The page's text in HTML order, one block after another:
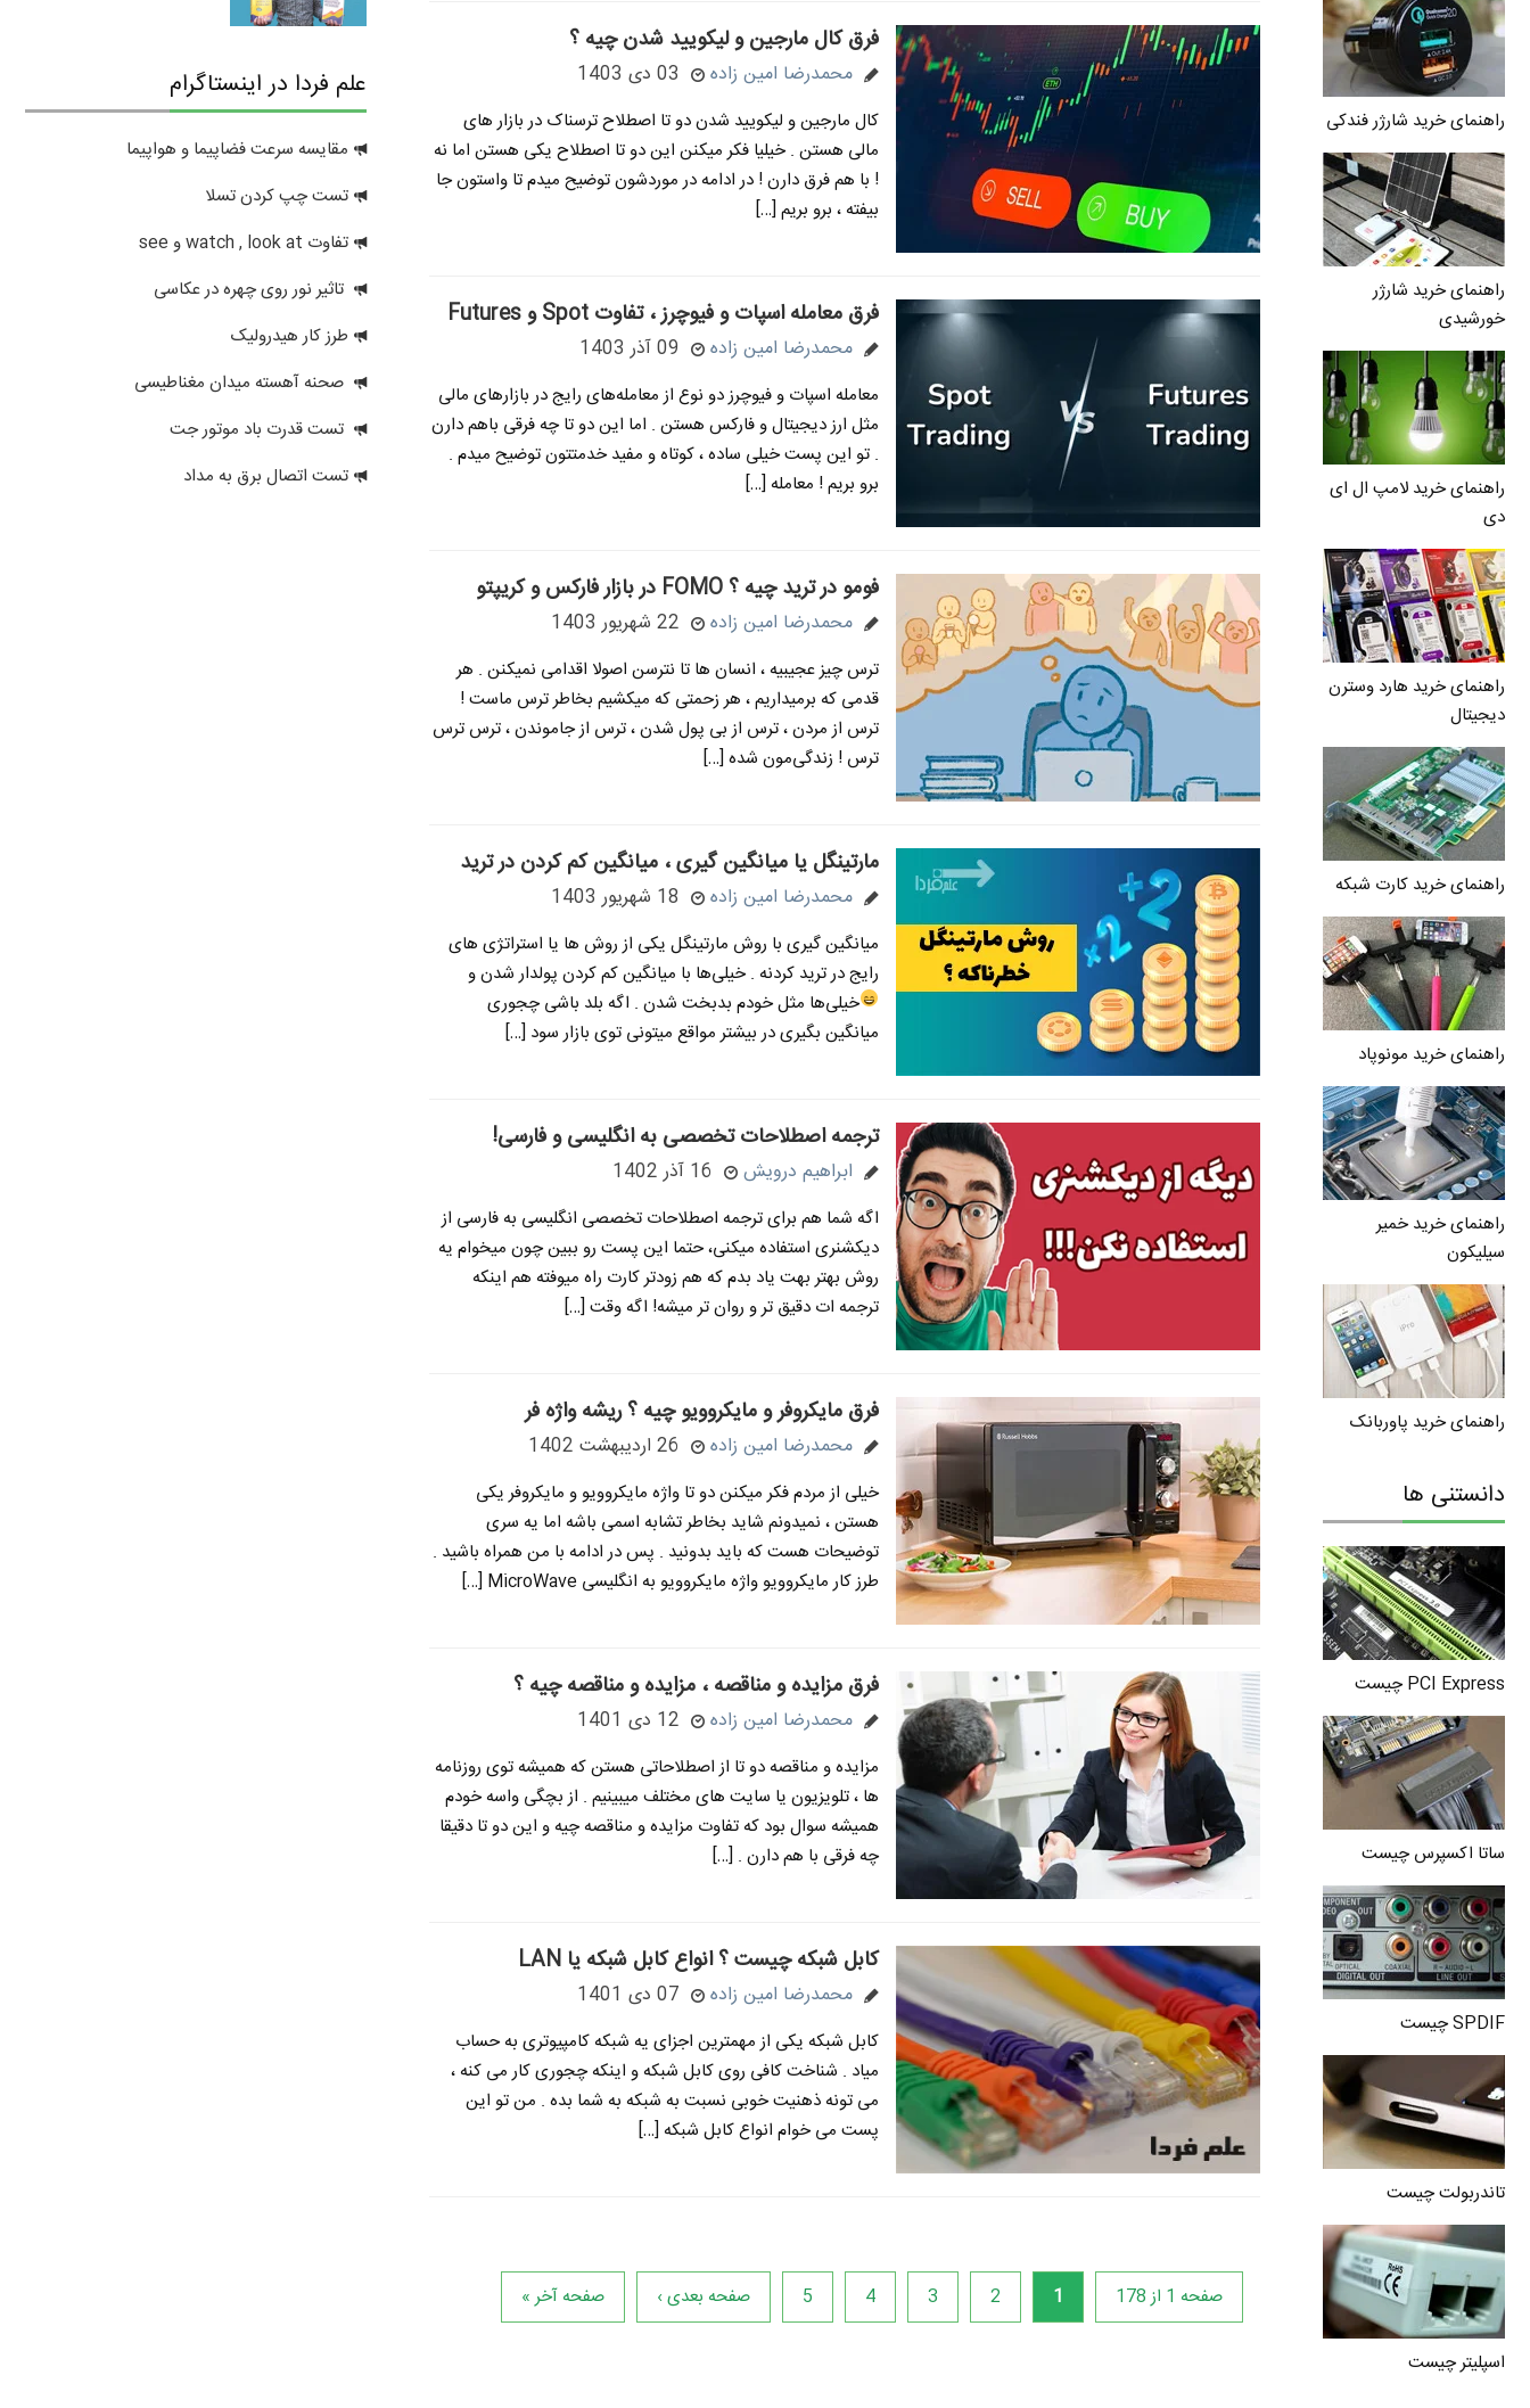
راهنمای خرید شارژر فندکی
راهنمای خرید شارژر
خورشیدی
راهنمای خرید لامپ ال ای
دی
راهنمای خرید هارد وسترن
دیجیتال
راهنمای خرید کارت شبکه
راهنمای خرید مونوپاد
راهنمای خرید خمیر
سیلیکون
راهنمای خرید پاوربانک
دانستنی ها
PCI Express چیست
ساتا اکسپرس چیست
SPDIF چیست
تاندربولت چیست
اسپلیتر چیست
فرق کال مارجین و لیکویید شدن چیه ؟
محمدرضا امین زاده 03 دی 1403
کال مارجین و لیکویید شدن دو تا اصطلاح ترسناک در بازار های
مالی هستن . خیلیا فکر میکنن این دو تا اصطلاح یکی هستن اما نه
! با هم فرق دارن ! در ادامه در موردشون توضیح میدم تا واستون جا
بیفته ، برو بریم […]
فرق معامله اسپات و فیوچرز ، تفاوت Spot و Futures
محمدرضا امین زاده 09 آذر 1403
معامله اسپات و فیوچرز دو نوع از معامله‌های رایج در بازارهای مالی
مثل ارز دیجیتال و فارکس هستن . اما این دو تا چه فرقی باهم دارن
. تو این پست خیلی ساده ، کوتاه و مفید خدمتتون توضیح میدم .
برو بریم ! معامله […]
فومو در ترید چیه ؟ FOMO در بازار فارکس و کریپتو
محمدرضا امین زاده 22 شهریور 1403
ترس چیز عجیبیه ، انسان ها تا نترسن اصولا اقدامی نمیکنن . هر
قدمی که برمیداریم ، هر زحمتی که میکشیم بخاطر ترس ماست !
ترس از مردن ، ترس از بی پول شدن ، ترس از جاموندن ، ترس ترس
ترس ! زندگی‌مون شده […]
مارتینگل یا میانگین گیری ، میانگین کم کردن در ترید
محمدرضا امین زاده 18 شهریور 1403
میانگین گیری با روش مارتینگل یکی از روش ها یا استراتژی های
رایج در ترید کردنه . خیلی‌ها با میانگین کم کردن پولدار شدن و
خیلی‌ها مثل خودم بدبخت شدن . اگه بلد باشی چجوری
میانگین بگیری در بیشتر مواقع میتونی توی بازار سود […]
ترجمه اصطلاحات تخصصی به انگلیسی و فارسی!
ابراهیم درویش 16 آذر 1402
اگه شما هم برای ترجمه اصطلاحات تخصصی انگلیسی به فارسی از
دیکشنری استفاده میکنی، حتما این پست رو ببین چون میخوام یه
روش بهتر بهت یاد بدم که هم زودتر کارت راه میوفته هم اینکه
ترجمه ات دقیق تر و روان تر میشه! اگه وقت […]
فرق مایکروفر و مایکروویو چیه ؟ ریشه واژه فر
محمدرضا امین زاده 26 اردیبهشت 1402
خیلی از مردم فکر میکنن دو تا واژه مایکروویو و مایکروفر یکی
هستن ، نمیدونم شاید بخاطر تشابه اسمی باشه اما یه سری
توضیحات هست که باید بدونید . پس در ادامه با من همراه باشید .
طرز کار مایکروویو واژه مایکروویو به انگلیسی MicroWave […]
فرق مزایده و مناقصه ، مزایده و مناقصه چیه ؟
محمدرضا امین زاده 12 دی 1401
مزایده و مناقصه دو تا از اصطلاحاتی هستن که همیشه توی روزنامه
ها ، تلویزیون یا سایت های مختلف میبینیم . از بچگی واسه خودم
همیشه سوال بود که تفاوت مزایده و مناقصه چیه و این دو تا دقیقا
چه فرقی با هم دارن . […]
کابل شبکه چیست ؟ انواع کابل شبکه یا LAN
محمدرضا امین زاده 07 دی 1401
کابل شبکه یکی از مهمترین اجزای یه شبکه کامپیوتری به حساب
میاد . شناخت کافی روی کابل شبکه و اینکه چجوری کار می کنه ،
می تونه ذهنیت خوبی نسبت به شبکه به شما بده . من تو این
پست می خوام انواع کابل شبکه […]
صفحه 1 از 178 1
2
3
4
5 صفحه بعدی › صفحه آخر »
علم فردا در اینستاگرام
مقایسه سرعت فضاپیما و هواپیما
تست چپ کردن تسلا
تفاوت watch , look at و see
تاثیر نور روی چهره در عکاسی
طرز کار هیدرولیک
صحنه آهسته میدان مغناطیسی
تست قدرت باد موتور جت
تست اتصال برق به مداد